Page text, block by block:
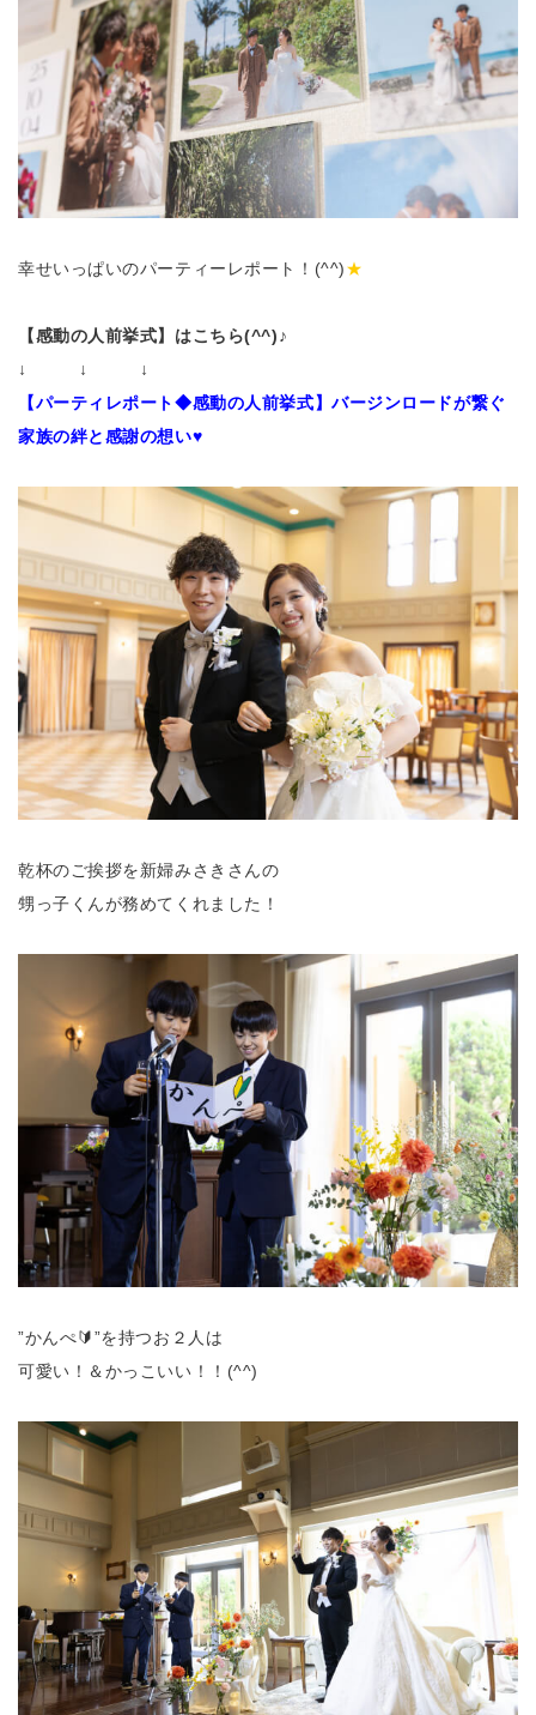
幸せいっぱいのパーティーレポート！(^^)★
【感動の人前挙式】はこちら(^^)♪
↓ ↓ ↓
【パーティレポート◆感動の人前挙式】バージンロードが繋ぐ
家族の絆と感謝の想い♥
乾杯のご挨拶を新婦みさきさんの
甥っ子くんが務めてくれました！
”かんぺ🔰”を持つお２人は
可愛い！＆かっこいい！！(^^)